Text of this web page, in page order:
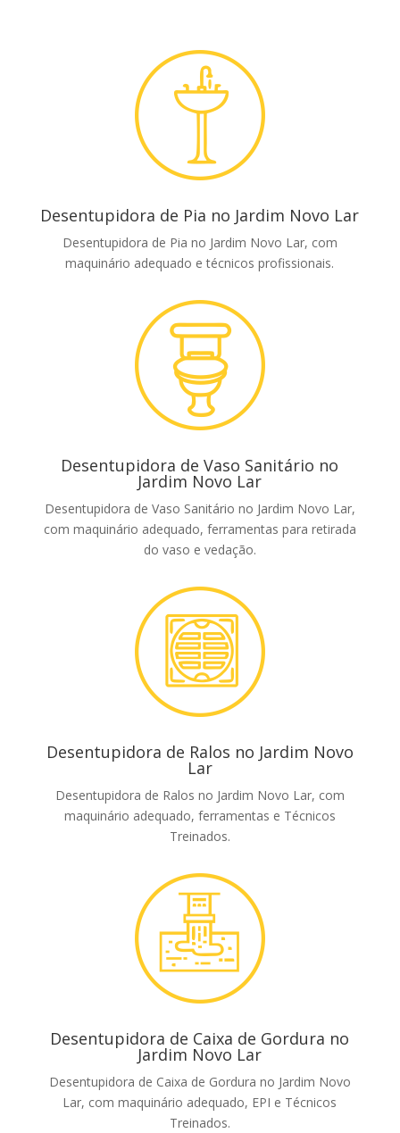
Desentupidora de Pia no Jardim Novo Lar
Desentupidora de Pia no Jardim Novo Lar, com
maquinário adequado e técnicos profissionais.
Desentupidora de Vaso Sanitário no
Jardim Novo Lar
Desentupidora de Vaso Sanitário no Jardim Novo Lar,
com maquinário adequado, ferramentas para retirada
do vaso e vedação.
Desentupidora de Ralos no Jardim Novo
Lar
Desentupidora de Ralos no Jardim Novo Lar, com
maquinário adequado, ferramentas e Técnicos
Treinados.
Desentupidora de Caixa de Gordura no
Jardim Novo Lar
Desentupidora de Caixa de Gordura no Jardim Novo
Lar, com maquinário adequado, EPI e Técnicos
Treinados.